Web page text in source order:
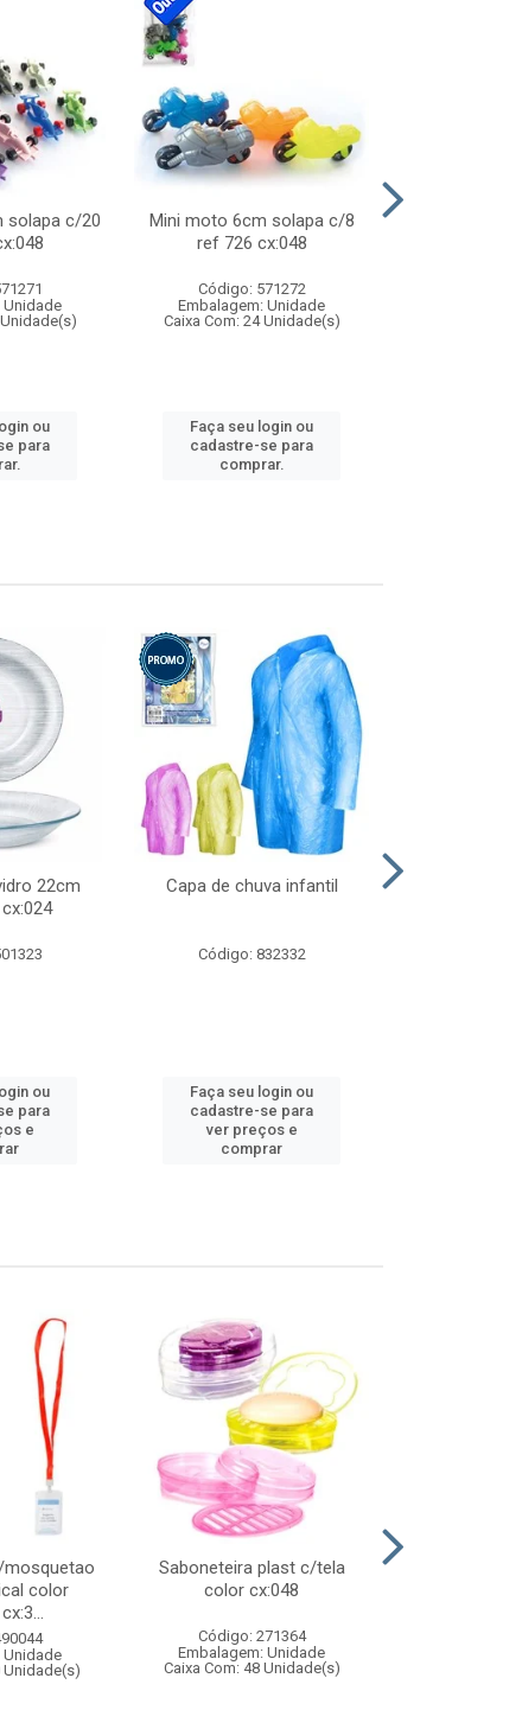
solapa c/20
Unidade
ou
para
Mini moto 6cm solapa c/8
ref 726 cx:048
Código: 571272
Embalagem: Unidade
Caixa Com: 24 Unidade(s)
Faça seu login ou
cadastre-se para
comprar.
22cm
ou
para
e
Capa de chuva infantil
Código: 832332
Faça seu login ou
cadastre-se para
ver preços e
comprar
color
Unidade
Unidade(s)
Saboneteira plast c/tela
color cx:048
Código: 271364
Embalagem: Unidade
Caixa Com: 48 Unidade(s)